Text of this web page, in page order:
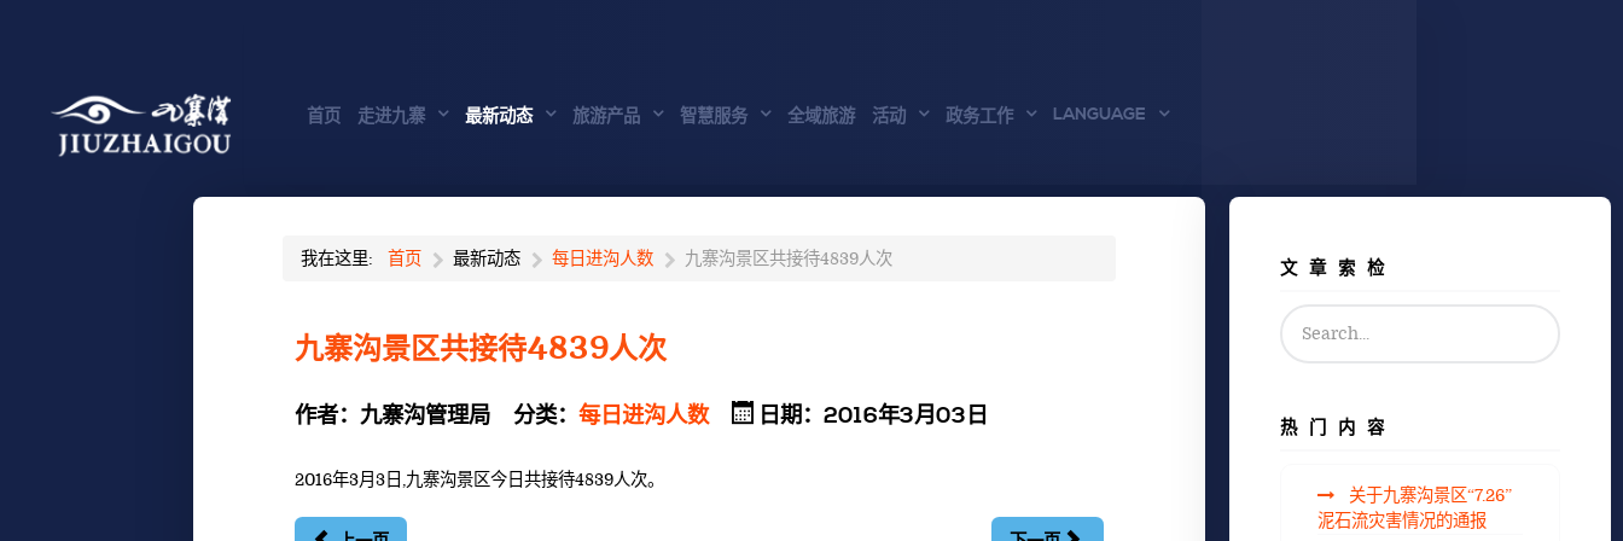
首页 走进九寨 最新动态 旅游产品 智慧服务 全域旅游 活动 政务工作 LANGUAGE
我在这里: 首页 最新动态 每日进沟人数 九寨沟景区共接待4839人次
九寨沟景区共接待4839人次
作者： 九寨沟管理局 分类： 每日进沟人数 日期：2016年3月03日
2016年3月3日,九寨沟景区今日共接待4839人次。
文章索检
热门内容
关于九寨沟景区“7.26”
泥石流灾害情况的通报